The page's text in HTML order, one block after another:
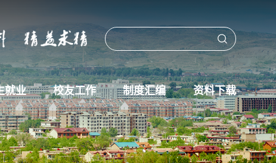
就业 校友工作 制度汇编 资料下载